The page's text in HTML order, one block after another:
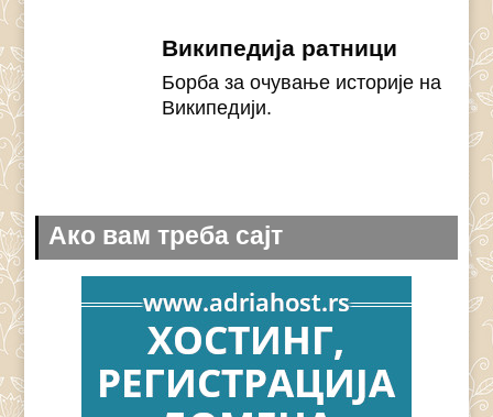
Википедија ратници
Борба за очување историје на
Википедији.
Ако вам треба сајт